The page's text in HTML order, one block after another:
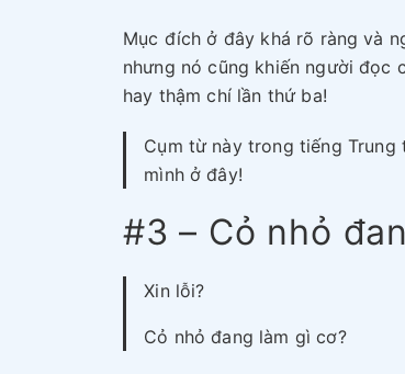
Mục đích ở đây khá rõ ràng và
nhưng nó cũng khiến người đọc
hay thậm chí lần thứ ba!
Cụm từ này trong tiếng Trung
mình ở đây!
#3 – Cỏ nhỏ
Xin lỗi?
Cỏ nhỏ đang làm gì cơ?